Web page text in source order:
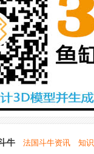
牛 法国斗牛资讯 知识